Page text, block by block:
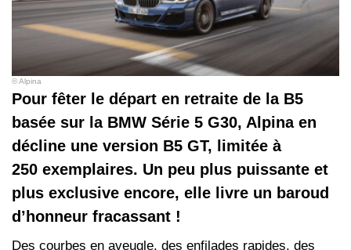
© Alpina
Pour fêter le départ en retraite de la B5
basée sur la BMW Série 5 G30, Alpina en
décline une version B5 GT, limitée à
250 exemplaires. Un peu plus puissante et
plus exclusive encore, elle livre un baroud
d’honneur fracassant !
Des courbes en aveugle, des enfilades rapides, des